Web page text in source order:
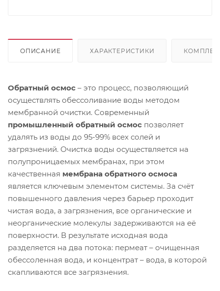
ОПИСАНИЕ ХАРАКТЕРИСТИКИ
Обратный осмос – это процесс, позволяющий
осуществлять обессоливание воды методом
мембранной очистки. Современный
промышленный обратный осмос позволяет
удалять из воды до 95-99% всех солей и
загрязнений. Очистка воды осуществляется на
полупроницаемых мембранах, при этом
качественная мембрана обратного осмоса
является ключевым элементом системы. За счёт
повышенного давления через барьер проходит
чистая вода, а загрязнения, все органические и
неорганические молекулы задерживаются на её
поверхности. В результате исходная вода
разделяется на два потока: пермеат – очищенная
обессоленная вода, и концентрат – вода, в которой
скапливаются все загрязнения.